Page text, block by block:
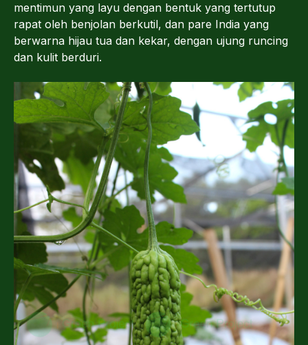
mentimun yang layu dengan bentuk yang tertutup
rapat oleh benjolan berkutil, dan pare India yang
berwarna hijau tua dan kekar, dengan ujung runcing
dan kulit berduri.